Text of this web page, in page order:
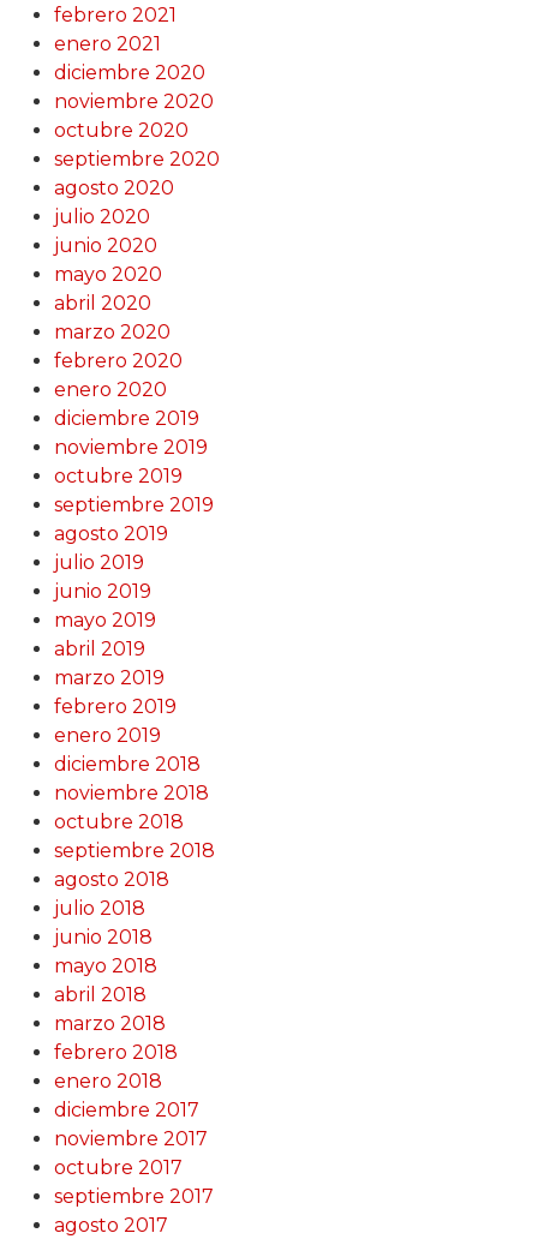
febrero 2021
enero 2021
diciembre 2020
noviembre 2020
octubre 2020
septiembre 2020
agosto 2020
julio 2020
junio 2020
mayo 2020
abril 2020
marzo 2020
febrero 2020
enero 2020
diciembre 2019
noviembre 2019
octubre 2019
septiembre 2019
agosto 2019
julio 2019
junio 2019
mayo 2019
abril 2019
marzo 2019
febrero 2019
enero 2019
diciembre 2018
noviembre 2018
octubre 2018
septiembre 2018
agosto 2018
julio 2018
junio 2018
mayo 2018
abril 2018
marzo 2018
febrero 2018
enero 2018
diciembre 2017
noviembre 2017
octubre 2017
septiembre 2017
agosto 2017